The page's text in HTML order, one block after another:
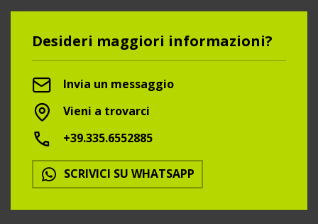
Desideri maggiori informazioni?
Invia un messaggio
Vieni a trovarci
+39.335.6552885
SCRIVICI SU WHATSAPP